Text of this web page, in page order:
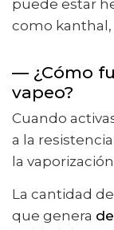
puede estar
como
— ¿Cómo
vapeo?
Cuando
a la
la
La cantidad
que genera